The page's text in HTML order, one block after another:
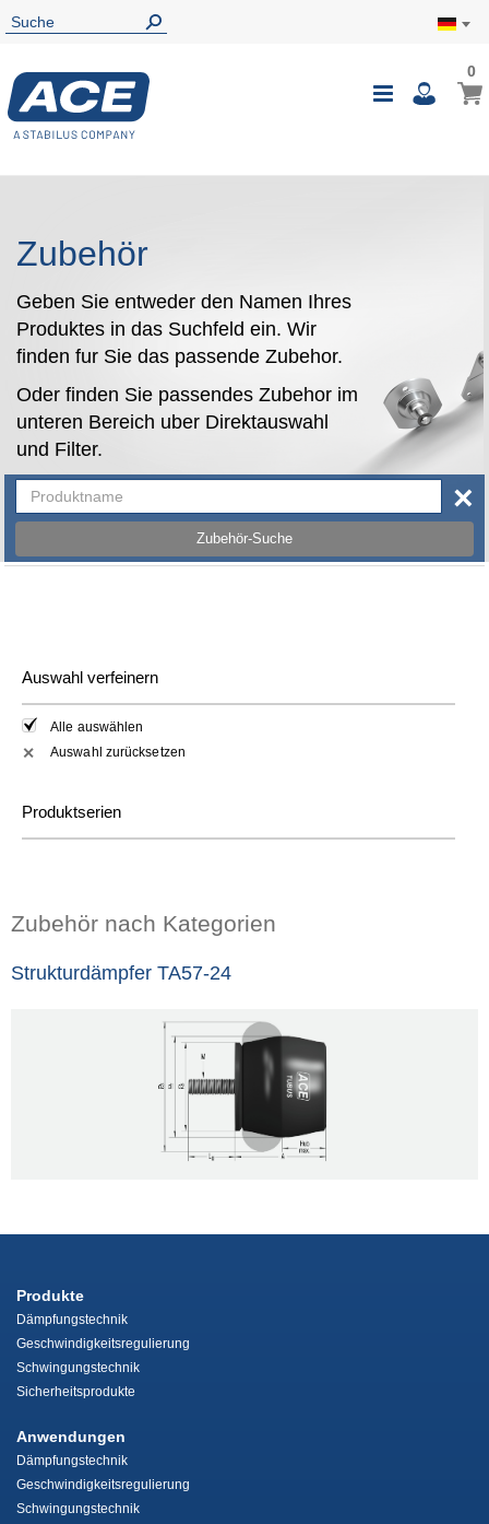
00
Zubehör
Geben Sie entweder den Namen Ihres
Produktes in das Suchfeld ein. Wir
finden fur Sie das passende Zubehor.
Oder finden Sie passendes Zubehor im
unteren Bereich uber Direktauswahl
und Filter.
Zubehör-Suche
×
Auswahl verfeinern
Alle auswählen
✕ Auswahl zurücksetzen
Produktserien
Zubehör nach Kategorien
Strukturdämpfer TA57-24
Produkte
Dämpfungstechnik
Geschwindigkeitsregulierung
Schwingungstechnik
Sicherheitsprodukte
Anwendungen
Dämpfungstechnik
Geschwindigkeitsregulierung
Schwingungstechnik